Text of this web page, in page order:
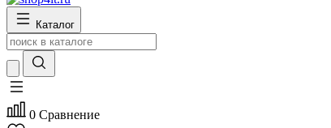
Каталог
0 Сравнение